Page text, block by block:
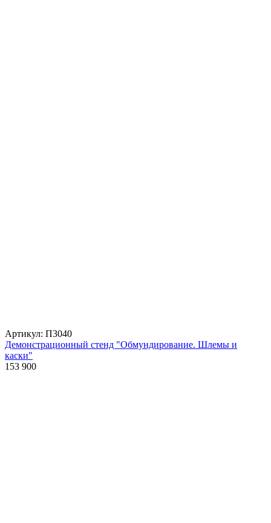
Артикул: П3040
Демонстрационный стенд "Обмундирование. Шлемы и
каски"
153 900